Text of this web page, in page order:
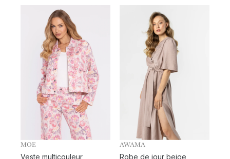
MOE
Veste multicouleur
AWAMA
Robe de jour beige